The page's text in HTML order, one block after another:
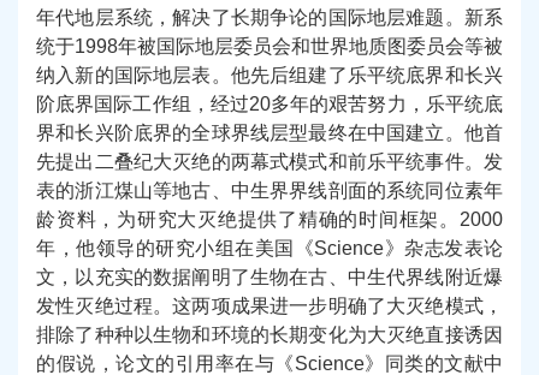
年代地层系统，解决了长期争论的国际地层难题。新系
统于1998年被国际地层委员会和世界地质图委员会等被
纳入新的国际地层表。他先后组建了乐平统底界和长兴
阶底界国际工作组，经过20多年的艰苦努力，乐平统底
界和长兴阶底界的全球界线层型最终在中国建立。他首
先提出二叠纪大灭绝的两幕式模式和前乐平统事件。发
表的浙江煤山等地古、中生界界线剖面的系统同位素年
龄资料，为研究大灭绝提供了精确的时间框架。2000
年，他领导的研究小组在美国《Science》杂志发表论
文，以充实的数据阐明了生物在古、中生代界线附近爆
发性灭绝过程。这两项成果进一步明确了大灭绝模式，
排除了种种以生物和环境的长期变化为大灭绝直接诱因
的假说，论文的引用率在与《Science》同类的文献中